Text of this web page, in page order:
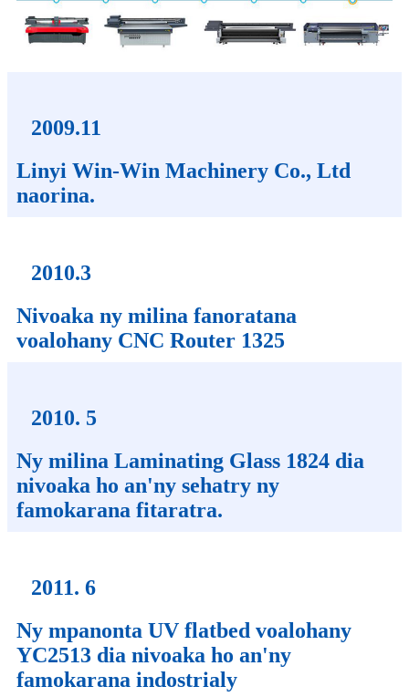
2009.11
Linyi Win-Win Machinery Co., Ltd
naorina.
2010.3
Nivoaka ny milina fanoratana
voalohany CNC Router 1325
2010. 5
Ny milina Laminating Glass 1824 dia
nivoaka ho an'ny sehatry ny
famokarana fitaratra.
2011. 6
Ny mpanonta UV flatbed voalohany
YC2513 dia nivoaka ho an'ny
famokarana indostrialy